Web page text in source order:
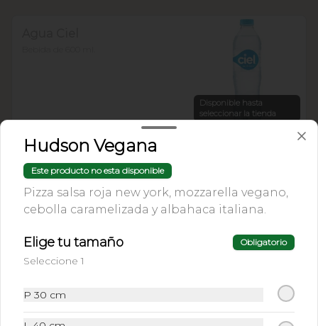
Disponible hasta
seleccionar la tienda
seleccionar la tienda
Agua Mineral Topo Chico
Bebida de 355 ml.
Coca-Cola Regular
Hudson Vegana
Este producto no esta disponible
Pizza salsa roja new york, mozzarella vegano,
cebolla caramelizada y albahaca italiana.
Elige tu tamaño Obligatorio
Seleccione 1
P 30 cm